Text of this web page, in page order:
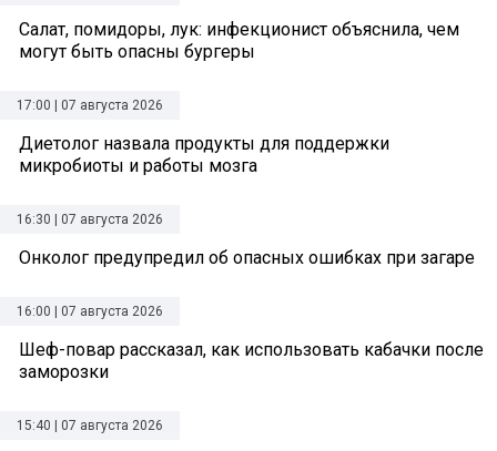
Салат, помидоры, лук: инфекционист объяснила, чем
могут быть опасны бургеры
17:00 | 07 августа 2026
Диетолог назвала продукты для поддержки
микробиоты и работы мозга
16:30 | 07 августа 2026
Онколог предупредил об опасных ошибках при загаре
16:00 | 07 августа 2026
Шеф-повар рассказал, как использовать кабачки после
заморозки
15:40 | 07 августа 2026